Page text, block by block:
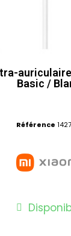
Basic /
Référence